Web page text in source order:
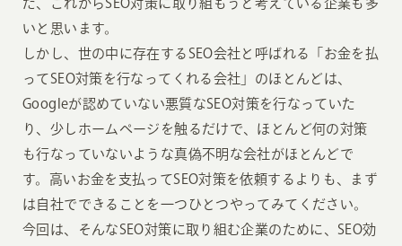
た、これからSEO対策に取り組もうと考えている企業も多
いと思います。
しかし、世の中に存在するSEO会社と呼ばれる「お金を払
ってSEO対策を行なってくれる会社」のほとんどは、
Googleが認めていない悪質なSEO対策を行なっていた
り、少しホームページを触るだけで、ほとんど何の対策
も行なっていないような真偽不明な会社がほとんどで
す。高いお金を支払ってSEO対策を依頼するよりも、まず
は自社でできることを一つひとつやってみてください。
今回は、そんなSEO対策に取り組む企業のために、SEO効